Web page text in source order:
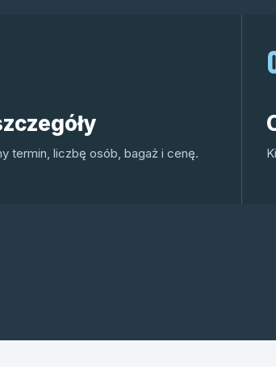
termin, liczbę osób, bagaż i cenę.